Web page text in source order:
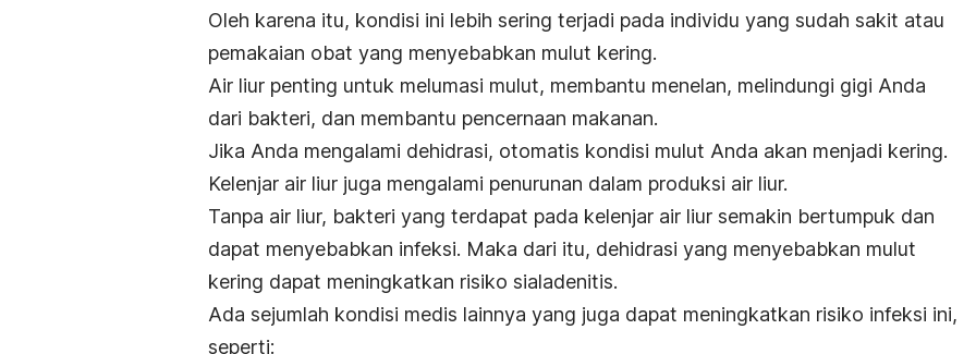
Oleh karena itu, kondisi ini lebih sering terjadi pada individu yang sudah sakit atau
pemakaian obat yang menyebabkan mulut kering.
Air liur penting untuk melumasi mulut, membantu menelan, melindungi gigi Anda
dari bakteri, dan membantu pencernaan makanan.
Jika Anda mengalami dehidrasi, otomatis kondisi mulut Anda akan menjadi kering.
Kelenjar air liur juga mengalami penurunan dalam produksi air liur.
Tanpa air liur, bakteri yang terdapat pada kelenjar air liur semakin bertumpuk dan
dapat menyebabkan infeksi. Maka dari itu, dehidrasi yang menyebabkan mulut
kering dapat meningkatkan risiko sialadenitis.
Ada sejumlah kondisi medis lainnya yang juga dapat meningkatkan risiko infeksi ini,
seperti: